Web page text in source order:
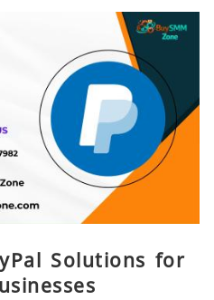
Solutions for